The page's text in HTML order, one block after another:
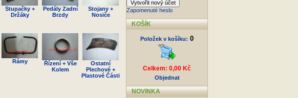
Stupačky +
Držáky
Pedály Zadní
Brzdy
Stojany +
Nosiče
Rámy
Řízení + Vše
Kolem
Ostatní
Plechové +
Plastové Části
Zapomenuté heslo
KOŠÍK
Položek v košíku: 0
Celkem: 0,00 Kč
Objednat
NOVINKA